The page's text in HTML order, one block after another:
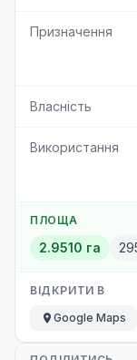
Призначення
Власність
Використання
ПЛОЩА
2.9510 га
ВІДКРИТИ В
Google Maps